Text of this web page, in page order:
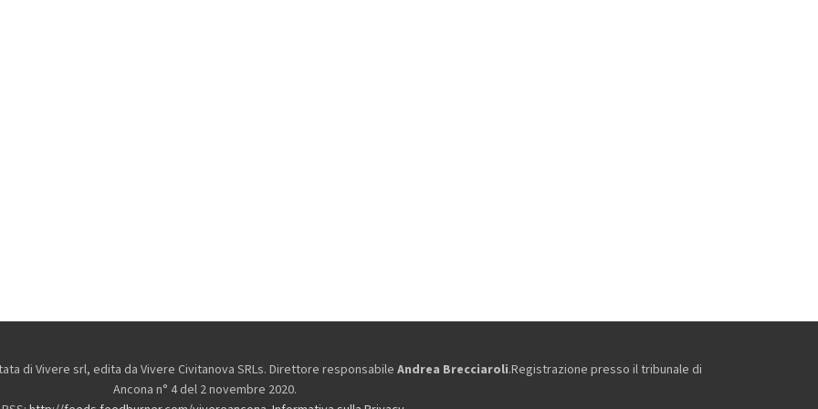
di Vivere srl, edita da Vivere Civitanova SRLs. Direttore responsabile Andrea Brecciaroli.Registrazione presso il tribunale di
Ancona n° 4 del 2 novembre 2020.